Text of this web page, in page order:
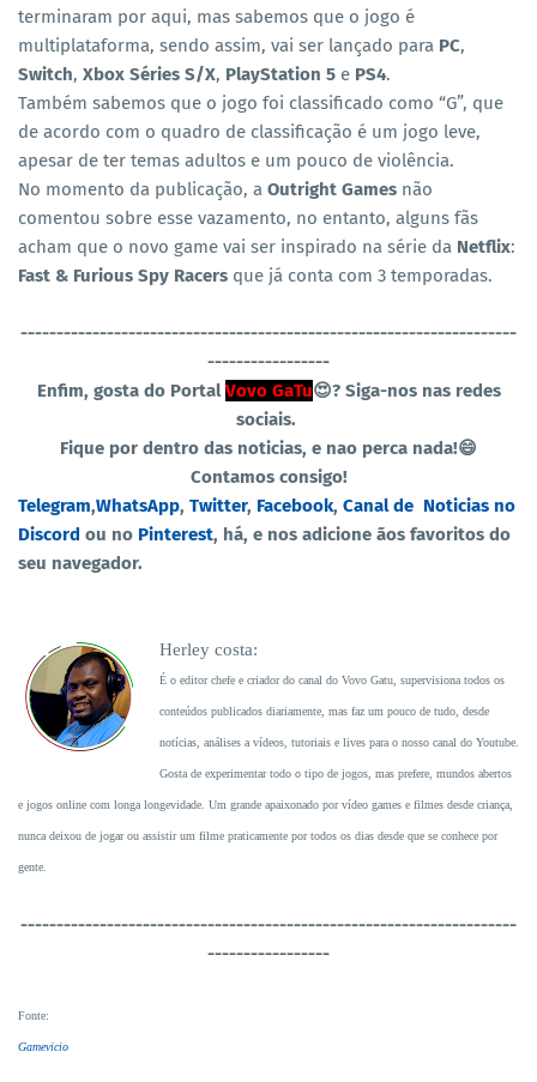
terminaram por aqui, mas sabemos que o jogo é
multiplataforma, sendo assim, vai ser lançado para PC,
Switch, Xbox Séries S/X, PlayStation 5 e PS4.
Também sabemos que o jogo foi classificado como “G”, que
de acordo com o quadro de classificação é um jogo leve,
apesar de ter temas adultos e um pouco de violência.
No momento da publicação, a Outright Games não
comentou sobre esse vazamento, no entanto, alguns fãs
acham que o novo game vai ser inspirado na série da Netflix:
Fast & Furious Spy Racers que já conta com 3 temporadas.
---------------------------------------------------------------------
-----------------
Enfim, gosta do PortalVovo GaTu😍? Siga-nos nas redes
sociais.
Fique por dentro das noticias, e nao perca nada!😄
Contamos consigo!
Telegram,WhatsApp, Twitter, Facebook, Canal de Noticias no
Discord ou no Pinterest, há, e nos adicione ãos favoritos do
seu navegador.
Herley costa:
É o editor chefe e criador do canal do Vovo Gatu, supervisiona todos os
conteúdos publicados diariamente, mas faz um pouco de tudo, desde
notícias, análises a vídeos, tutoriais e lives para o nosso canal do Youtube.
Gosta de experimentar todo o tipo de jogos, mas prefere, mundos abertos
e jogos online com longa longevidade. Um grande apaixonado por vídeo games e filmes desde criança,
nunca deixou de jogar ou assistir um filme praticamente por todos os dias desde que se conhece por
gente.
---------------------------------------------------------------------
-----------------
Fonte:
Gamevicio